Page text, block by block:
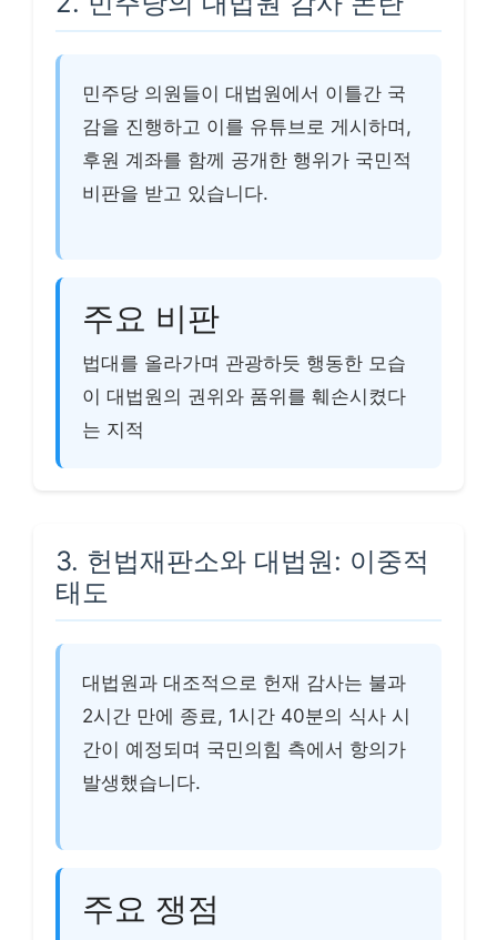
민주당 의원들이 대법원에서 이틀간 국
감을 진행하고 이를 유튜브로 게시하며,
후원 계좌를 함께 공개한 행위가 국민적
비판을 받고 있습니다.
주요 비판
법대를 올라가며 관광하듯 행동한 모습
이 대법원의 권위와 품위를 훼손시켰다
는 지적
3. 헌법재판소와 대법원: 이중적
태도
대법원과 대조적으로 헌재 감사는 불과
2시간 만에 종료, 1시간 40분의 식사 시
간이 예정되며 국민의힘 측에서 항의가
발생했습니다.
주요 쟁점